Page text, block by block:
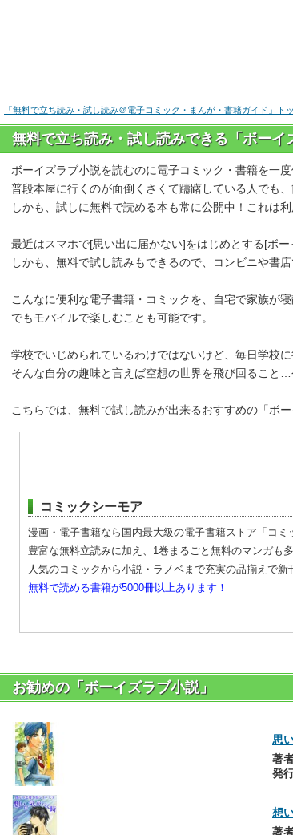
「無料で立ち読み・試し読み＠電子コミック・まんが・書籍ガイド」ト
無料で立ち読み・試し読みできる「ボーイ
ボーイズラブ小説を読むのに電子コミック・書籍を一
普段本屋に行くのが面倒くさくて躊躇している人でも、
しかも、試しに無料で読める本も常に公開中！これは
最近はスマホで[思い出に届かない]をはじめとする[ボ
しかも、無料で試し読みもできるので、コンビニや書
こんなに便利な電子書籍・コミックを、自宅で家族が
でもモバイルで楽しむことも可能です。
学校でいじめられているわけではないけど、毎日学校
そんな自分の趣味と言えば空想の世界を飛び回ること
こちらでは、無料で試し読みが出来るおすすめの「ボ
コミックシーモア
漫画・電子書籍なら国内最大級の電子書籍ストア「コミ
豊富な無料立読みに加え、1巻まるごと無料のマンガも多
人気のコミックから小説・ラノベまで充実の品揃えで
無料で読める書籍が5000冊以上あります！
お勧めの「ボーイズラブ小説」
思
著
発
想
著